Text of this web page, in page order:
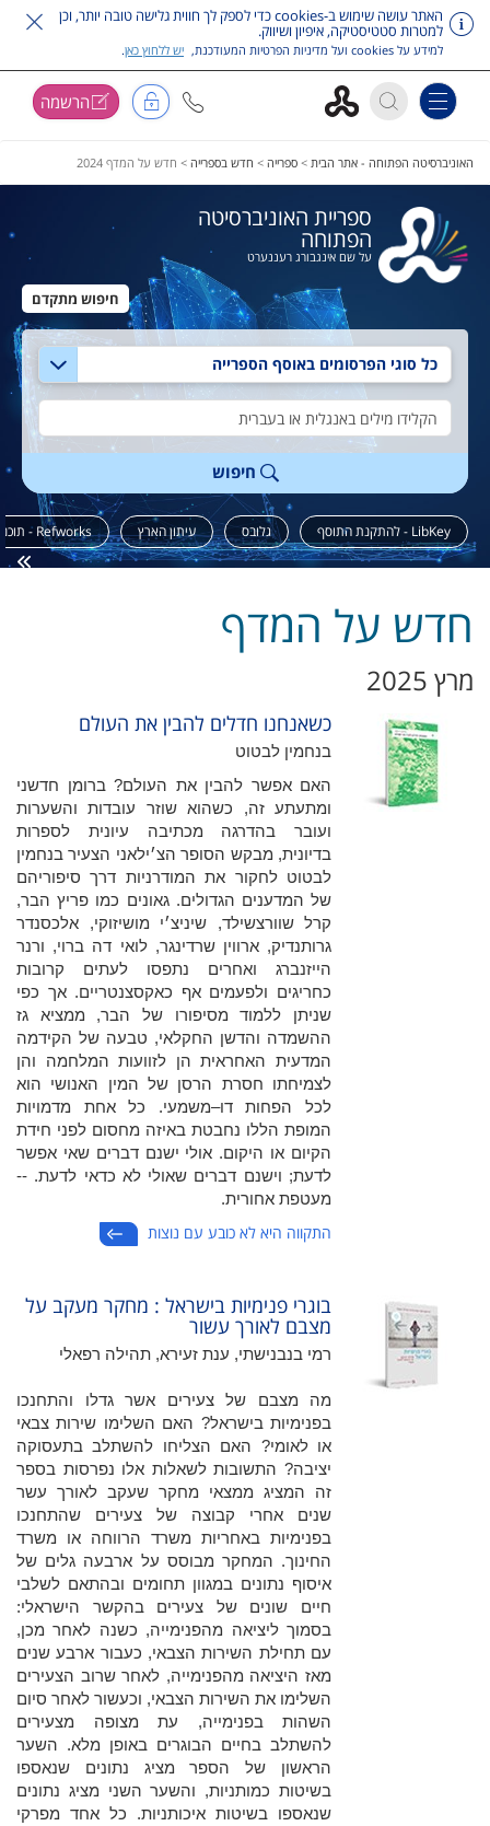
האתר עושה שימוש ב-cookies כדי לספק לך חווית גלישה טובה יותר, וכן
למטרות סטטיסטיקה, איפיון ושיווק.
למידע על cookies ועל מדיניות הפרטיות המעודכנת, יש ללחוץ כאן.
Toggle navigation הרשמה
האוניברסיטה הפתוחה - אתר הבית > ספרייה > חדש בספרייה > חדש על המדף 2024
ספריית האוניברסיטה
הפתוחה
על שם אינגבורג רעננערט
חיפוש מתקדם
בחירת סוג חיפוש
טקסט חיפוש
חיפוש
LibKey - להתקנת התוסף גלובס עיתון הארץ Refworks - תוכנה לניהול ציטוטים
חדש על המדף
מרץ 2025
כשאנחנו חדלים להבין את העולם
בנחמין לבטוט
האם אפשר להבין את העולם? ברומן חדשני
ומתעתע זה, כשהוא שוזר עובדות והשערות
ועובר בהדרגה מכתיבה עיונית לספרות
בדיונית, מבקש הסופר הצ׳ילאני הצעיר בנחמין
לבטוט לחקור את המודרניות דרך סיפוריהם
של המדענים הגדולים. גאונים כמו פריץ הבר,
קרל שוורצשילד, שיניצ׳י מושיזוקי, אלכסנדר
גרותנדיק, ארווין שרדינגר, לואי דה ברוי, ורנר
הייזנברג ואחרים נתפסו לעתים קרובות
כחריגים ולפעמים אף כאקסצנטריים. אך כפי
שניתן ללמוד מסיפורו של הבר, ממציא גז
ההשמדה והדשן החקלאי, טבעה של הקידמה
המדעית האחראית הן לזוועות המלחמה והן
לצמיחתו חסרת הרסן של המין האנושי הוא
לכל הפחות דו–משמעי. כל אחת מדמויות
המופת הללו נחבטת באיזה מחסום לפני חידת
הקיום או היקום. אולי ישנם דברים שאי אפשר
לדעת; וישנם דברים שאולי לא כדאי לדעת. --
מעטפת אחורית.
התקווה היא לא כובע עם נוצות
בוגרי פנימיות בישראל : מחקר מעקב על
מצבם לאורך עשור
רמי בנבנישתי, ענת זעירא, תהילה רפאלי
מה מצבם של צעירים אשר גדלו והתחנכו
בפנימיות בישראל? האם השלימו שירות צבאי
או לאומי? האם הצליחו להשתלב בתעסוקה
יציבה? התשובות לשאלות אלו נפרסות בספר
זה המציג ממצאי מחקר שעקב לאורך עשר
שנים אחרי קבוצה של צעירים שהתחנכו
בפנימיות באחריות משרד הרווחה או משרד
החינוך. המחקר מבוסס על ארבעה גלים של
איסוף נתונים במגוון תחומים ובהתאם לשלבי
חיים שונים של צעירים בהקשר הישראלי:
בסמוך ליציאה מהפנימייה, כשנה לאחר מכן,
עם תחילת השירות הצבאי, כעבור ארבע שנים
מאז היציאה מהפנימייה, לאחר שרוב הצעירים
השלימו את השירות הצבאי, וכעשור לאחר סיום
השהות בפנימייה, עת מצופה מצעירים
להשתלב בחיים הבוגרים באופן מלא. השער
הראשון של הספר מציג נתונים שנאספו
בשיטות כמותניות, והשער השני מציג נתונים
שנאספו בשיטות איכותניות. כל אחד מפרקי